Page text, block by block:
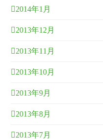
2014年1月
2013年12月
2013年11月
2013年10月
2013年9月
2013年8月
2013年7月